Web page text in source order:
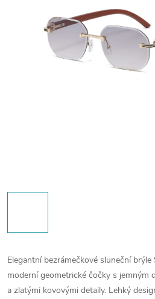
Elegantní bezrámečkové sluneční
moderní geometrické čočky s jemným
a zlatými kovovými detaily. Lehký